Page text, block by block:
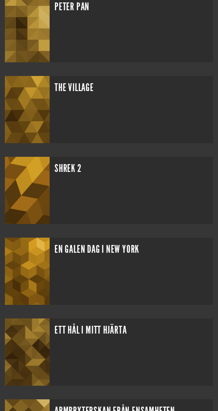
PETER PAN
THE VILLAGE
SHREK 2
EN GALEN DAG I NEW YORK
ETT HÅL I MITT HJÄRTA